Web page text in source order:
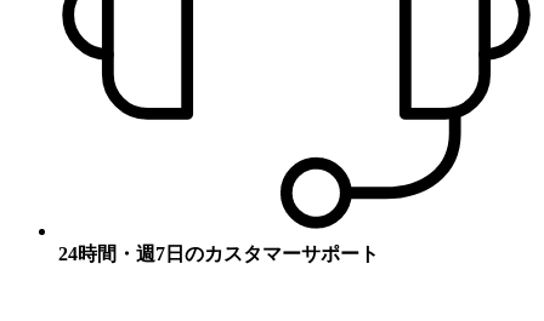
24時間・週7日のカスタマーサポート